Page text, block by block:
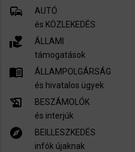
commute
AUTÓ
és KÖZLEKEDÉS
volunteer_activism
ÁLLAMI
támogatások
menu_book
ÁLLAMPOLGÁRSÁG
és hivatalos ügyek
history_edu
BESZÁMOLÓK
és interjúk
explore
BEILLESZKEDÉS
infók újaknak